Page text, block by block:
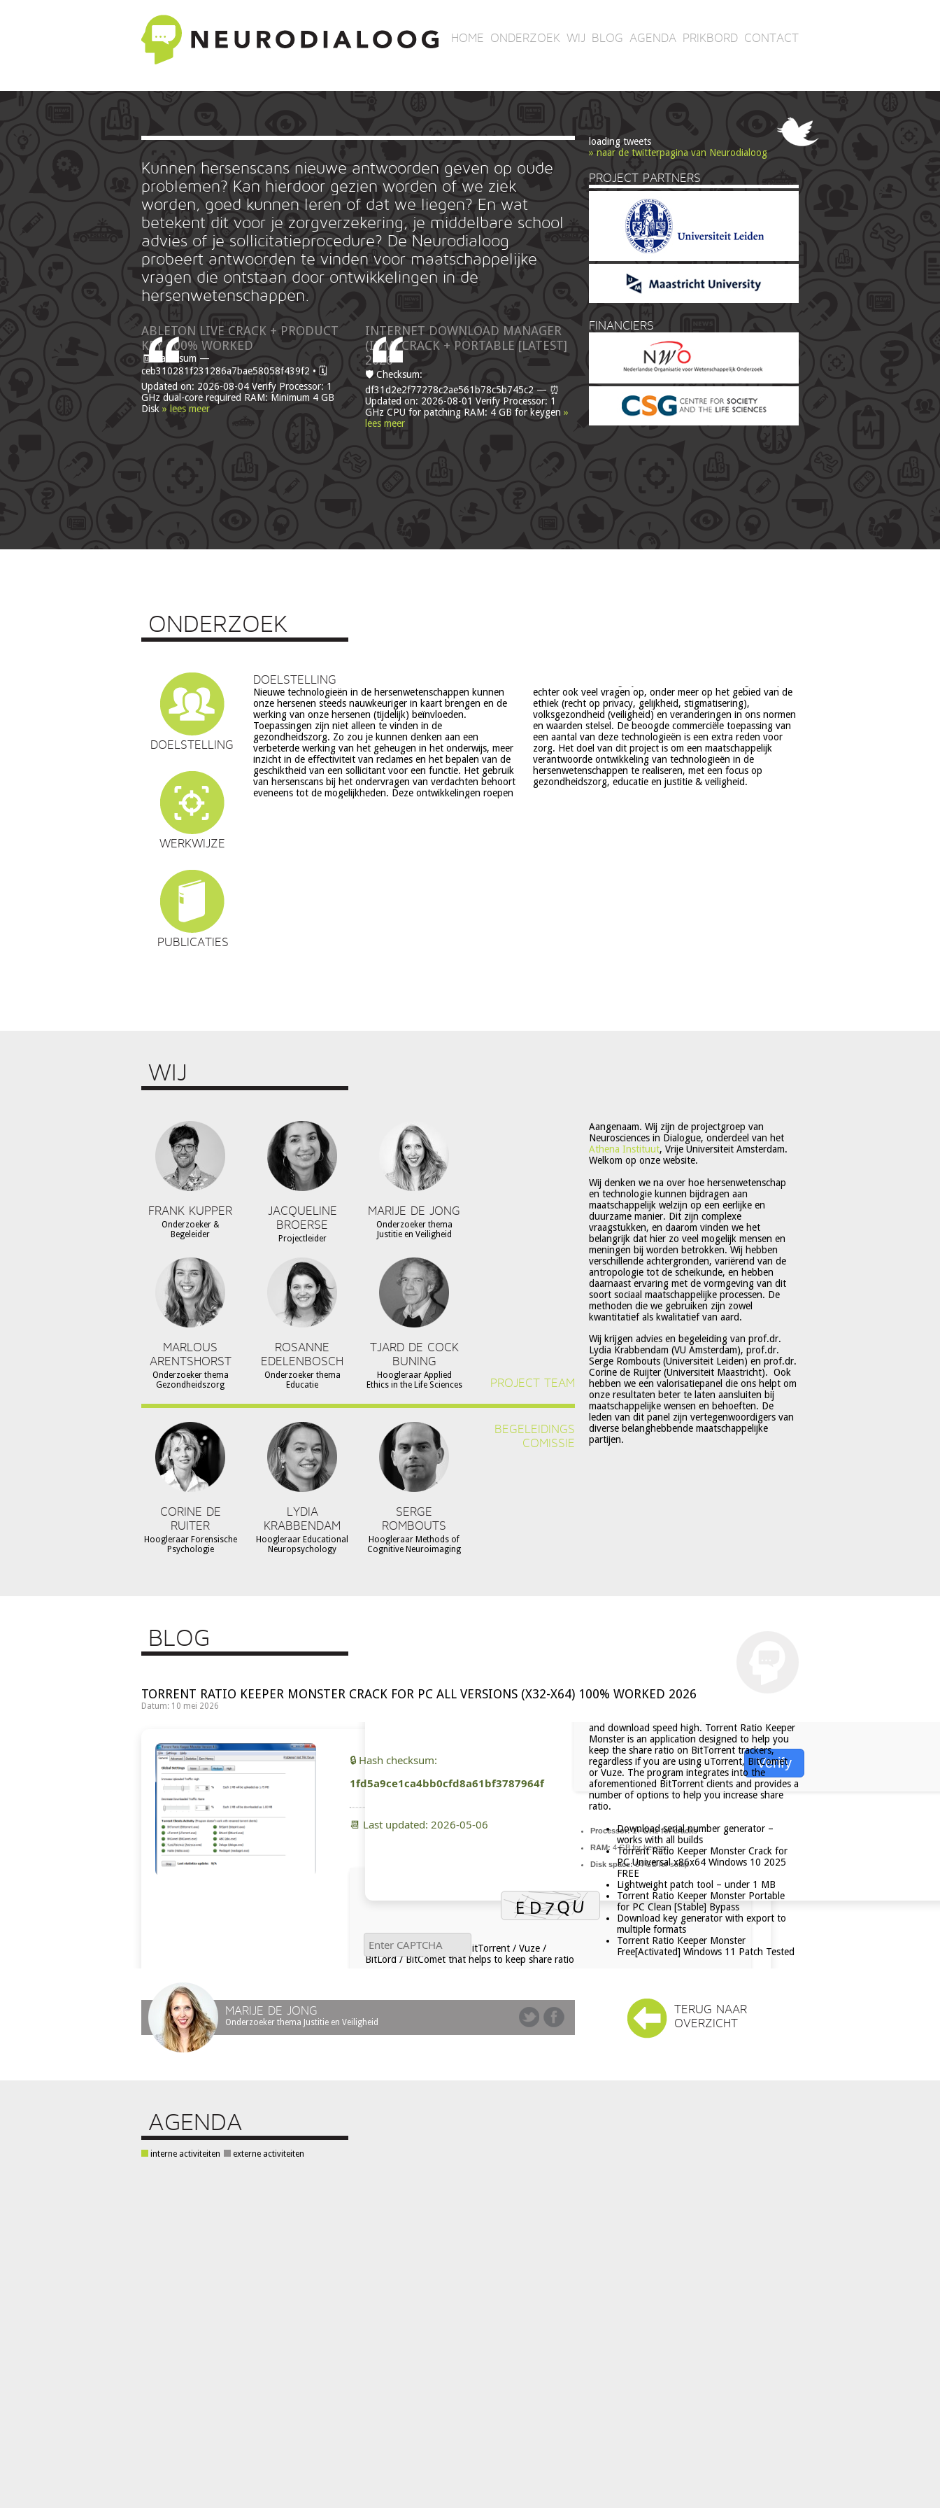
HOME ONDERZOEK WIJ BLOG AGENDA PRIKBORD CONTACT
Kunnen hersenscans nieuwe antwoorden geven op oude
problemen? Kan hierdoor gezien worden of we ziek
worden, goed kunnen leren of dat we liegen? En wat
betekent dit voor je zorgverzekering, je middelbare school
advies of je sollicitatieprocedure? De Neurodialoog
probeert antwoorden te vinden voor maatschappelijke
vragen die ontstaan door ontwikkelingen in de
hersenwetenschappen.
ABLETON LIVE CRACK + PRODUCT
KEY 100% WORKED
🧾 Hash-sum —
ceb310281f231286a7bae58058f439f2 • 🗓
Updated on: 2026-08-04 Verify Processor: 1
GHz dual-core required RAM: Minimum 4 GB
Disk » lees meer
INTERNET DOWNLOAD MANAGER
(IDM) CRACK + PORTABLE [LATEST]
2026
🛡️ Checksum:
df31d2e2f77278c2ae561b78c5b745c2 — ⏰
Updated on: 2026-08-01 Verify Processor: 1
GHz CPU for patching RAM: 4 GB for keygen »
lees meer
loading tweets
» naar de twitterpagina van Neurodialoog
PROJECT PARTNERS
FINANCIERS
ONDERZOEK
DOELSTELLING
WERKWIJZE
PUBLICATIES
DOELSTELLING
Nieuwe technologieën in de hersenwetenschappen kunnen
onze hersenen steeds nauwkeuriger in kaart brengen en de
werking van onze hersenen (tijdelijk) beïnvloeden.
Toepassingen zijn niet alleen te vinden in de
gezondheidszorg. Zo zou je kunnen denken aan een
verbeterde werking van het geheugen in het onderwijs, meer
inzicht in de effectiviteit van reclames en het bepalen van de
geschiktheid van een sollicitant voor een functie. Het gebruik
van hersenscans bij het ondervragen van verdachten behoort
eveneens tot de mogelijkheden. Deze ontwikkelingen roepen
echter ook veel vragen op, onder meer op het gebied van de
ethiek (recht op privacy, gelijkheid, stigmatisering),
volksgezondheid (veiligheid) en veranderingen in ons normen
en waarden stelsel. De beoogde commerciële toepassing van
een aantal van deze technologieën is een extra reden voor
zorg. Het doel van dit project is om een maatschappelijk
verantwoorde ontwikkeling van technologieën in de
hersenwetenschappen te realiseren, met een focus op
gezondheidszorg, educatie en justitie & veiligheid.
WIJ
FRANK KUPPER
Onderzoeker &
Begeleider
JACQUELINE
BROERSE
Projectleider
MARIJE DE JONG
Onderzoeker thema
Justitie en Veiligheid
MARLOUS
ARENTSHORST
Onderzoeker thema
Gezondheidszorg
ROSANNE
EDELENBOSCH
Onderzoeker thema
Educatie
TJARD DE COCK
BUNING
Hoogleraar Applied
Ethics in the Life Sciences
PROJECT TEAM
CORINE DE
RUITER
Hoogleraar Forensische
Psychologie
LYDIA
KRABBENDAM
Hoogleraar Educational
Neuropsychology
SERGE
ROMBOUTS
Hoogleraar Methods of
Cognitive Neuroimaging
BEGELEIDINGS
COMISSIE
Aangenaam. Wij zijn de projectgroep van
Neurosciences in Dialogue, onderdeel van het
Athena Instituut, Vrije Universiteit Amsterdam.
Welkom op onze website.
Wij denken we na over hoe hersenwetenschap
en technologie kunnen bijdragen aan
maatschappelijk welzijn op een eerlijke en
duurzame manier. Dit zijn complexe
vraagstukken, en daarom vinden we het
belangrijk dat hier zo veel mogelijk mensen en
meningen bij worden betrokken. Wij hebben
verschillende achtergronden, variërend van de
antropologie tot de scheikunde, en hebben
daarnaast ervaring met de vormgeving van dit
soort sociaal maatschappelijke processen. De
methoden die we gebruiken zijn zowel
kwantitatief als kwalitatief van aard.
Wij krijgen advies en begeleiding van prof.dr.
Lydia Krabbendam (VU Amsterdam), prof.dr.
Serge Rombouts (Universiteit Leiden) en prof.dr.
Corine de Ruijter (Universiteit Maastricht). Ook
hebben we een valorisatiepanel die ons helpt om
onze resultaten beter te laten aansluiten bij
maatschappelijke wensen en behoeften. De
leden van dit panel zijn vertegenwoordigers van
diverse belanghebbende maatschappelijke
partijen.
BLOG
TORRENT RATIO KEEPER MONSTER CRACK FOR PC ALL VERSIONS (X32-X64) 100% WORKED 2026
Datum: 10 mei 2026
🔒 Hash checksum:
1fd5a9ce1ca4bb0cfd8a61bf3787964f
📆 Last updated: 2026-05-06
Verify
Processor:1+ GHz for cracks
RAM: 4 GB for keygen
Disk space:64 GB for setup
A plugin for uTorrent / BitTorrent / Vuze /
BitLord / BitComet that helps to keep share ratio
and download speed high. Torrent Ratio Keeper
Monster is an application designed to help you
keep the share ratio on BitTorrent trackers,
regardless if you are using uTorrent, BitComet
or Vuze. The program integrates into the
aforementioned BitTorrent clients and provides a
number of options to help you increase share
ratio.
Download serial number generator –
works with all builds
Torrent Ratio Keeper Monster Crack for
PC Universal x86x64 Windows 10 2025
FREE
Lightweight patch tool – under 1 MB
Torrent Ratio Keeper Monster Portable
for PC Clean [Stable] Bypass
Download key generator with export to
multiple formats
Torrent Ratio Keeper Monster
Free[Activated] Windows 11 Patch Tested
MARIJE DE JONG
Onderzoeker thema Justitie en Veiligheid
TERUG NAAR
OVERZICHT
AGENDA
interne activiteiten externe activiteiten